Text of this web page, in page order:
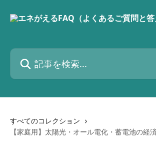
記事を検索...
すべてのコレクション
【家庭用】太陽光・オール電化・蓄電池の経